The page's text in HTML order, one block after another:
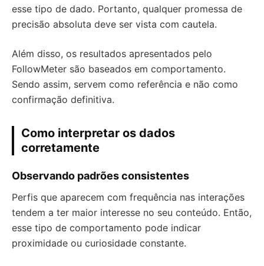
esse tipo de dado. Portanto, qualquer promessa de
precisão absoluta deve ser vista com cautela.
Além disso, os resultados apresentados pelo
FollowMeter são baseados em comportamento.
Sendo assim, servem como referência e não como
confirmação definitiva.
Como interpretar os dados
corretamente
Observando padrões consistentes
Perfis que aparecem com frequência nas interações
tendem a ter maior interesse no seu conteúdo. Então,
esse tipo de comportamento pode indicar
proximidade ou curiosidade constante.